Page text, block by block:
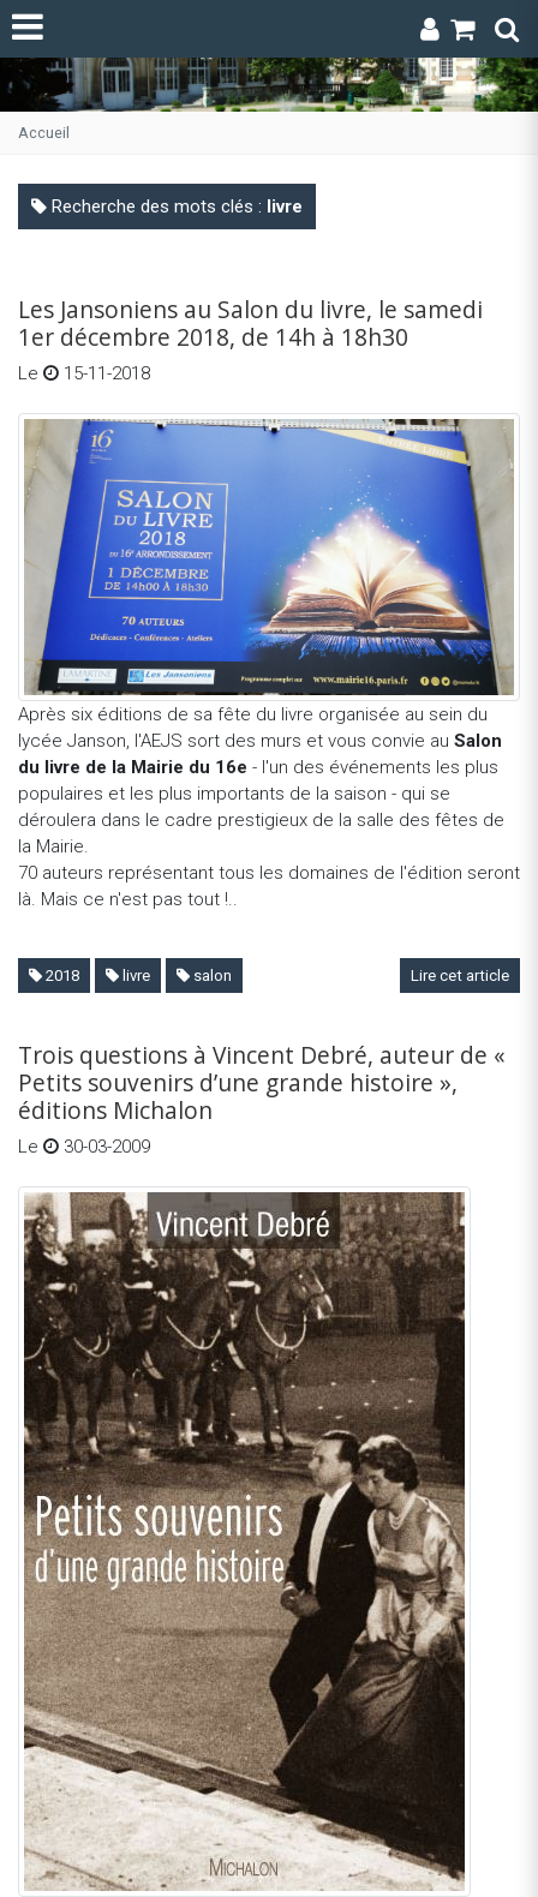
Accueil
Recherche des mots clés : livre
Les Jansoniens au Salon du livre, le samedi
1er décembre 2018, de 14h à 18h30
Le 15-11-2018
Après six éditions de sa fête du livre organisée au sein du
lycée Janson, l'AEJS sort des murs et vous convie au Salon
du livre de la Mairie du 16e - l'un des événements les plus
populaires et les plus importants de la saison - qui se
déroulera dans le cadre prestigieux de la salle des fêtes de
la Mairie.
70 auteurs représentant tous les domaines de l'édition seront
là. Mais ce n'est pas tout !..
Lire cet article
2018 livre salon
Trois questions à Vincent Debré, auteur de «
Petits souvenirs d’une grande histoire »,
éditions Michalon
Le 30-03-2009